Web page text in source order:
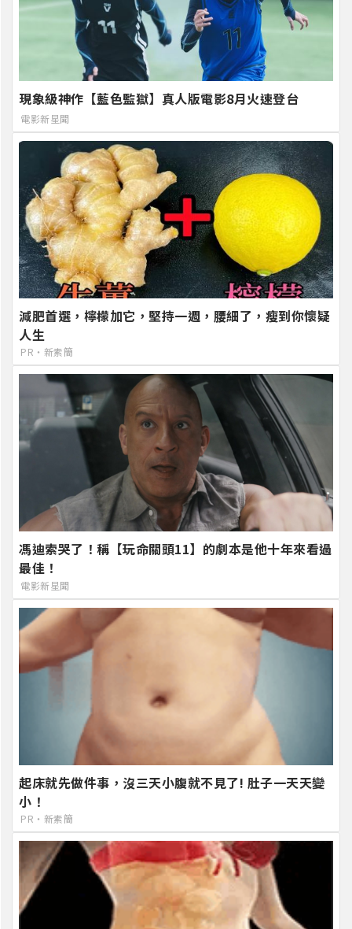
現象級神作【藍色監獄】真人版電影8月火速登台
電影新星聞
減肥首選，檸檬加它，堅持一週，腰細了，瘦到你懷疑
人生
PR・新素簡
馮迪索哭了！稱【玩命關頭11】的劇本是他十年來看過
最佳！
電影新星聞
起床就先做件事，沒三天小腹就不見了! 肚子一天天變
小！
PR・新素簡